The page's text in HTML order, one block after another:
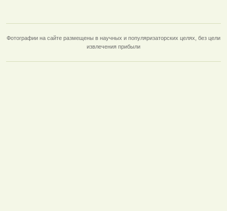
Фотографии на сайте размещены в научных и популяризаторских целях, без цели
извлечения прибыли